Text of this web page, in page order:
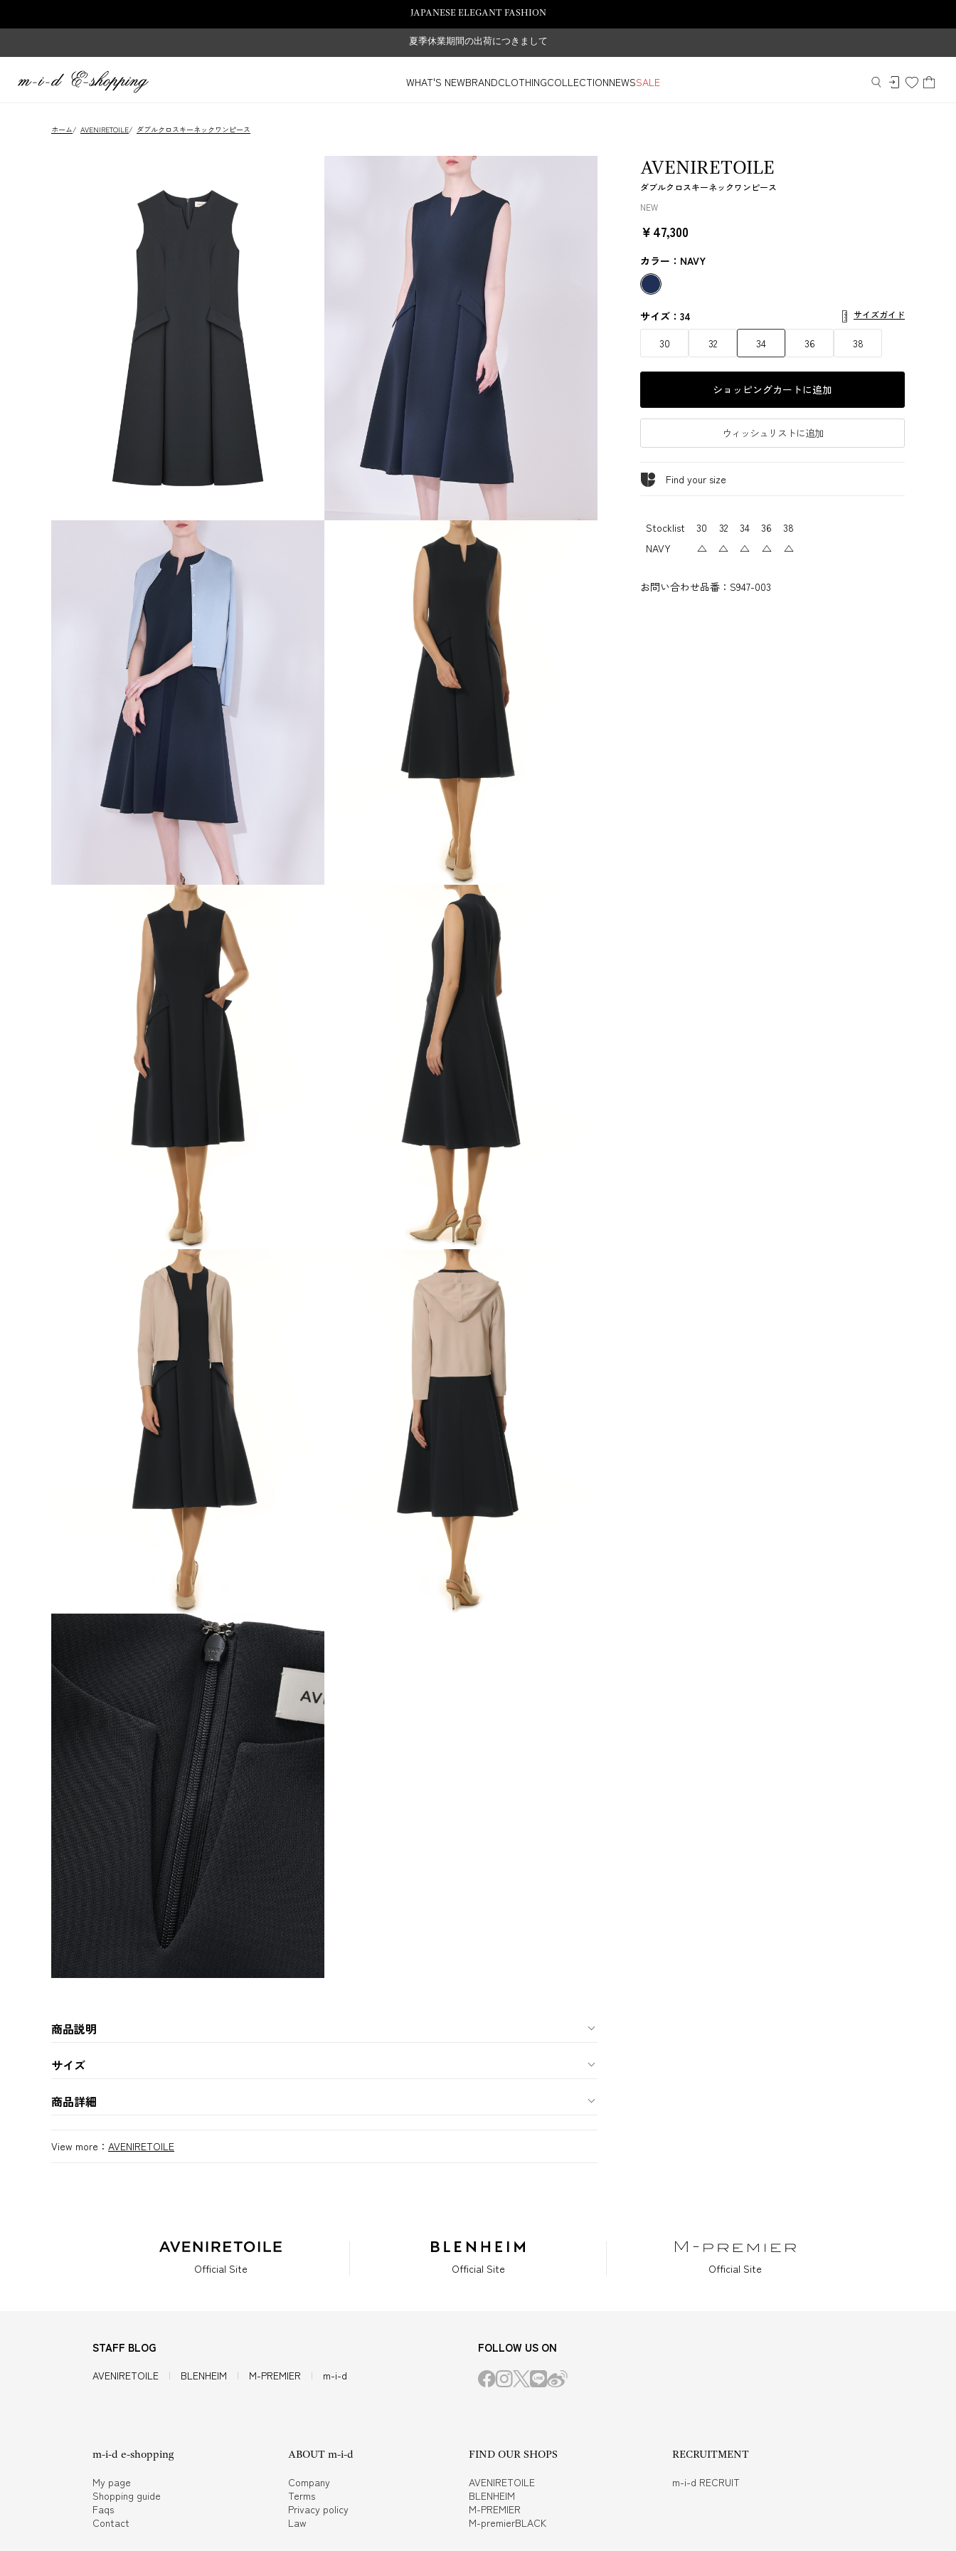
JAPANESE ELEGANT FASHION
夏季休業期間の出荷につきまして
WHAT'S NEWBRANDCLOTHINGCOLLECTIONNEWSSALE
ホーム/ AVENIRETOILE/ ダブルクロスキーネックワンピース
AVENIRETOILE
ダブルクロスキーネックワンピース
NEW
￥47,300
カラー：NAVY
サイズ：34 サイズガイド
30 32 34 36 38
ショッピングカートに追加
ウィッシュリストに追加
Find your size
Stocklist 30 32 34 36
38
NAVY
△ △ △ △ △
お問い合わせ品番： S947-003
商品説明
サイズ
商品詳細
View more： AVENIRETOILE
Official Site Official Site Official Site
STAFF BLOG
AVENIRETOILE BLENHEIM M-PREMIER m-i-d
FOLLOW US ON
m-i-d e-shopping
My page
Shopping guide
Faqs
Contact
ABOUT m-i-d
Company
Terms
Privacy policy
Law
FIND OUR SHOPS
AVENIRETOILE
BLENHEIM
M-PREMIER
M-premierBLACK
RECRUITMENT
m-i-d RECRUIT